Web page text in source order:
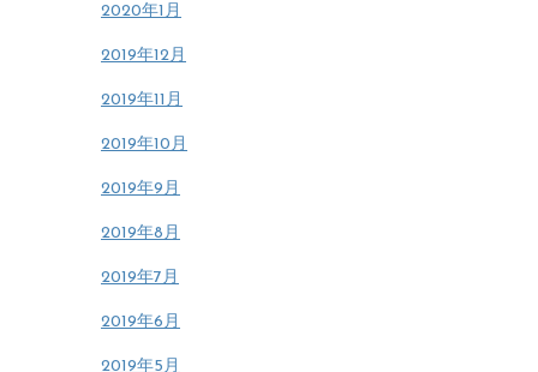
2020年1月
2019年12月
2019年11月
2019年10月
2019年9月
2019年8月
2019年7月
2019年6月
2019年5月